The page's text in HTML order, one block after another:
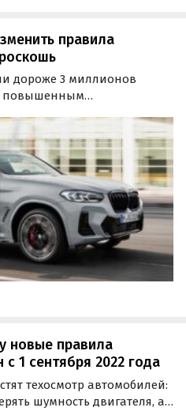
правила
дороже 3 миллионов
повышенным
новые правила
1 сентября 2022 года
техосмотр автомобилей:
шумность двигателя, а